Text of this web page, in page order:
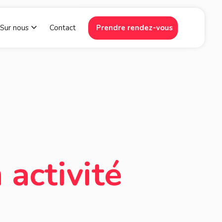
Plate-forme
submenu for Ressources
Sur nous Show submenu for Sur nous
Contact Prendre rendez-vous
activité